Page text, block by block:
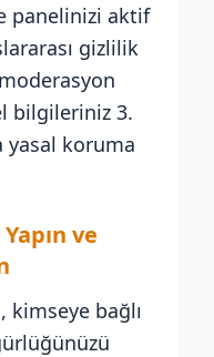
panelinizi aktif
gizlilik
bilgileriniz 3.
yasal koruma
ve
kimseye bağlı